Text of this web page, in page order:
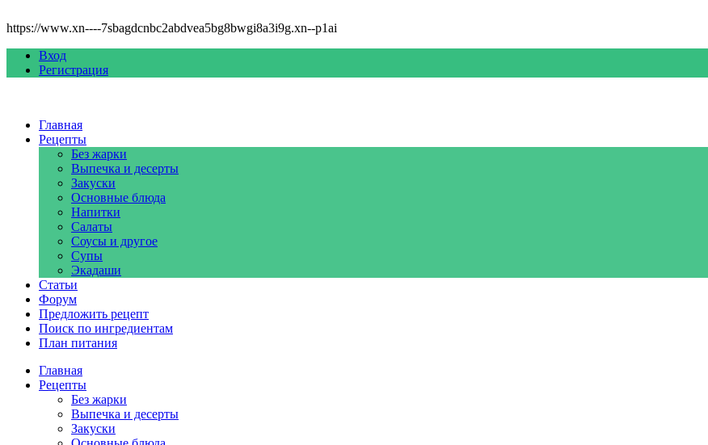
https://www.xn----7sbagdcnbc2abdvea5bg8bwgi8a3i9g.xn--p1ai
Вход
Регистрация
Главная
Рецепты
Без жарки
Выпечка и десерты
Закуски
Основные блюда
Напитки
Салаты
Соусы и другое
Супы
Экадаши
Статьи
Форум
Предложить рецепт
Поиск по ингредиентам
План питания
Главная
Рецепты
Без жарки
Выпечка и десерты
Закуски